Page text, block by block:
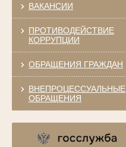
ВАКАНСИИ
ПРОТИВОДЕЙСТВИЕ
КОРРУПЦИИ
ОБРАЩЕНИЯ ГРАЖДАН
ВНЕПРОЦЕССУАЛЬНЫЕ
ОБРАЩЕНИЯ